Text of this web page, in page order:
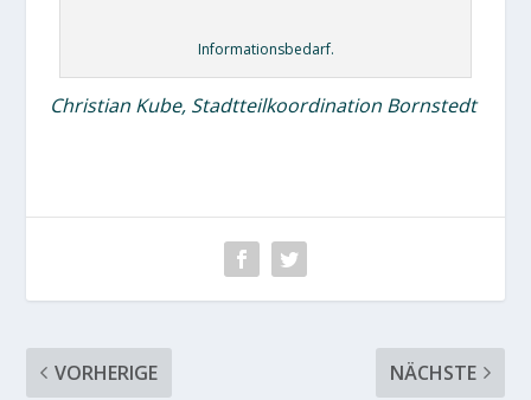
Informationsbedarf.
Christian Kube, Stadtteilkoordination Bornstedt
VORHERIGE NÄCHSTE